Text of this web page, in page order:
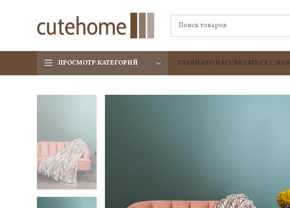
ПРОСМОТР КАТЕГОРИЙ ГЛАВНАЯО НАССВЯЗАТЬСЯ С